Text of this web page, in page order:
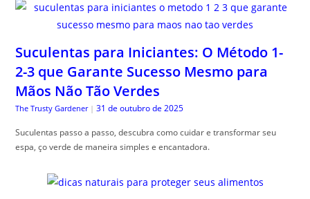
Suculentas para Iniciantes: O Método 1-
2-3 que Garante Sucesso Mesmo para
Mãos Não Tão Verdes
The Trusty Gardener | 31 de outubro de 2025
Suculentas passo a passo, descubra como cuidar e transformar seu
espa, ço verde de maneira simples e encantadora.